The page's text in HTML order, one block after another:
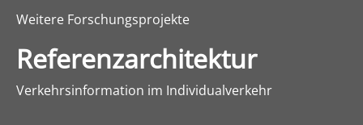
Weitere Forschungsprojekte
Referenzarchitektur
Verkehrsinformation im Individualverkehr